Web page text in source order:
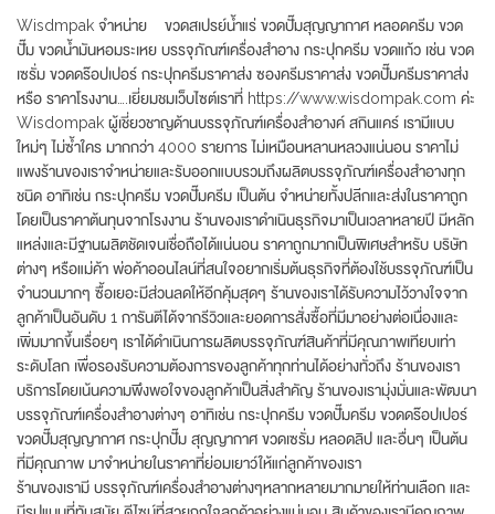
Wisdmpak จำหน่าย ขวดสเปรย์น้ำแร่ ขวดปั๊มสุญญากาศ หลอดครีม ขวด
ปั๊ม ขวดน้ำมันหอมระเหย บรรจุภัณฑ์เครื่องสำอาง กระปุกครีม ขวดแก้ว เช่น ขวด
เซรั่ม ขวดดร๊อปเปอร์ กระปุกครีมราคาส่ง ซองครีมราคาส่ง ขวดปั๊มครีมราคาส่ง
หรือ ราคาโรงงาน….เยี่ยมชมเว็บไซต์เราที่ https://www.wisdompak.com ค่ะ
Wisdompak ผู้เชี่ยวชาญด้านบรรจุภัณฑ์เครื่องสำอางค์ สกินแคร์ เรามีแบบ
ใหม่ๆ ไม่ซ้ำใคร มากกว่า 4000 รายการ ไม่เหมือนหลานหลวงแน่นอน ราคาไม่
แพงร้านของเราจำหน่ายและรับออกแบบรวมถึงผลิตบรรจุภัณฑ์เครื่องสำอางทุก
ชนิด อาทิเช่น กระปุกครีม ขวดปั๊มครีม เป็นต้น จำหน่ายทั้งปลีกและส่งในราคาถูก
โดยเป็นราคาต้นทุนจากโรงงาน ร้านของเราดำเนินธุรกิจมาเป็นเวลาหลายปี มีหลัก
แหล่งและมีฐานผลิตชัดเจนเชื่อถือได้แน่นอน ราคาถูกมากเป็นพิเศษสำหรับ บริษัท
ต่างๆ หรือแม่ค้า พ่อค้าออนไลน์ที่สนใจอยากเริ่มต้นธุรกิจที่ต้องใช้บรรจุภัณฑ์เป็น
จำนวนมากๆ ซื้อเยอะมีส่วนลดให้อีกคุ้มสุดๆ ร้านของเราได้รับความไว้วางใจจาก
ลูกค้าเป็นอันดับ 1 การันตีได้จากรีวิวและยอดการสั่งซื้อที่มีมาอย่างต่อเนื่องและ
เพิ่มมากขึ้นเรื่อยๆ เราได้ดำเนินการผลิตบรรจุภัณฑ์สินค้าที่มีคุณภาพเทียบเท่า
ระดับโลก เพื่อรองรับความต้องการของลูกค้าทุกท่านได้อย่างทั่วถึง ร้านของเรา
บริการโดยเน้นความพึงพอใจของลูกค้าเป็นสิ่งสำคัญ ร้านของเรามุ่งมั่นและพัฒนา
บรรจุภัณฑ์เครื่องสำอางต่างๆ อาทิเช่น กระปุกครีม ขวดปั๊มครีม ขวดดร๊อปเปอร์
ขวดปั๊มสุญญากาศ กระปุกปั๊ม สุญญากาศ ขวดเซรั่ม หลอดลิป และอื่นๆ เป็นต้น
ที่มีคุณภาพ มาจำหน่ายในราคาที่ย่อมเยาว์ให้แก่ลูกค้าของเรา
ร้านของเรามี บรรจุภัณฑ์เครื่องสำอางต่างๆหลากหลายมากมายให้ท่านเลือก และ